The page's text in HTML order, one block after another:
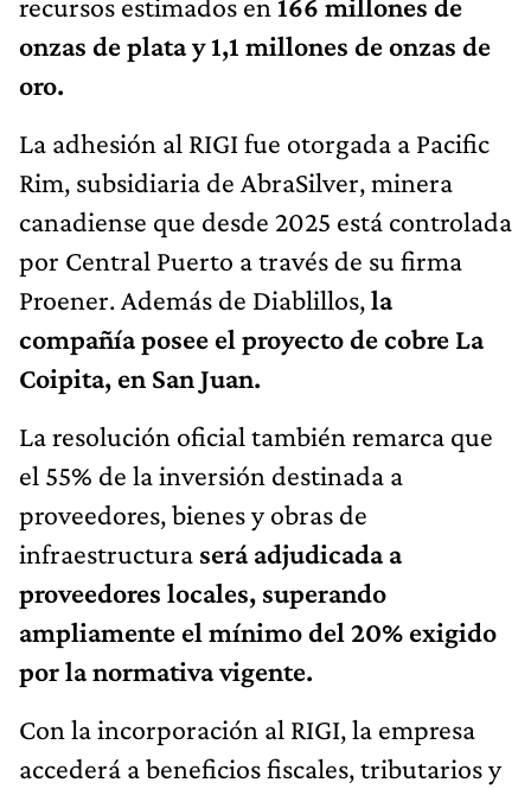
onzas de plata y 1,1 millones de onzas de
oro.
La adhesión al RIGI fue otorgada a Pacific
Rim, subsidiaria de AbraSilver, minera
canadiense que desde 2025 está controlada
por Central Puerto a través de su firma
Proener. Además de Diablillos,la
compañía posee el proyecto de cobre La
Coipita, en San Juan.
La resolución oficial también remarca que
el 55% de la inversión destinada a
proveedores, bienes y obras de
infraestructura será adjudicada a
proveedores locales, superando
ampliamente el mínimo del 20% exigido
por la normativa vigente.
Con la incorporación al RIGI, la empresa
accederá a beneficios fiscales, tributarios y